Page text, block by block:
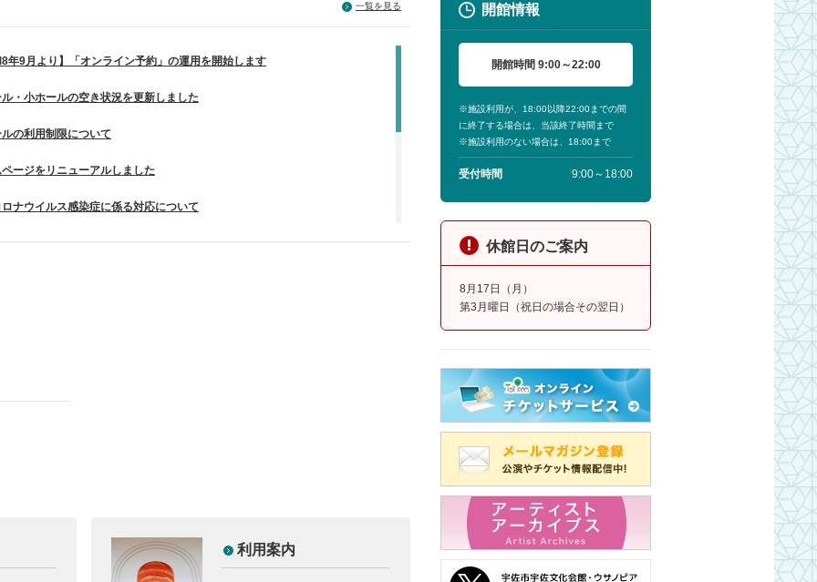
一覧を見る
年9月より】「オンライン予約」の運用を開始します
・小ホールの空き状況を更新しました
の利用制限について
ージをリニューアルしました
ナウイルス感染症に係る対応について
ラフィーカメラの貸出について
利用案内
開館情報
開館時間 9:00～22:00
※施設利用が、18:00以降22:00までの間
に終了する場合は、当該終了時間まで
※施設利用のない場合は、18:00まで
受付時間 9:00～18:00
休館日のご案内
8月17日（月）
第3月曜日（祝日の場合その翌日）